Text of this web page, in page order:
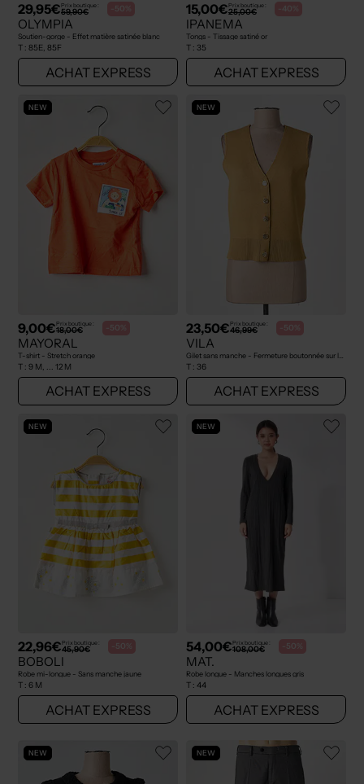
29,95€Prix boutique :
59,90€ -50%
OLYMPIA
Soutien-gorge - Effet matière satinée blanc
T : 85E, 85F
ACHAT EXPRESS
15,00€Prix boutique :
25,00€ -40%
IPANEMA
Tongs - Tissage satiné or
T : 35
ACHAT EXPRESS
NEW
9,00€Prix boutique :
18,00€ -50%
MAYORAL
T-shirt - Stretch orange
T : 9 M, ... 12 M
ACHAT EXPRESS
NEW
23,50€Prix boutique :
46,99€ -50%
VILA
T : 36
ACHAT EXPRESS
NEW
22,96€Prix boutique :
45,90€ -50%
BOBOLI
Robe mi-longue - Sans manche jaune
T : 6 M
ACHAT EXPRESS
NEW
54,00€Prix boutique :
108,00€ -50%
MAT.
Robe longue - Manches longues gris
T : 44
ACHAT EXPRESS
NEW NEW